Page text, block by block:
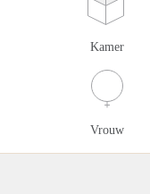
Kamer
Vrouw